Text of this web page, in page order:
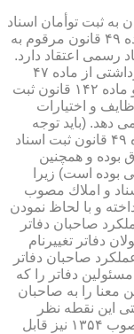
و املاك مصوب ۱۳۱۰، كماكان به ثبت توأمان اسناد
رسمی توسط مباشرین ثبت (كه به موجب ماده ۴۹ قانون مرقوم به
رسمی اعتقاد دارد.
ماده ۴۹ قانون جدیدالتصویب كه در حقیقت برداشتی از ماده ۴۷
قانون ثبت اسناد و املاك مصوب سال ۱۲۹۰ و ماده ۱۴۲ قانون ثبت
بود، همان وظایف و اختیارات
دهد. (باید توجه
نمود كه معنای مسئولین دفاتر، مندرج در ماده ۴۹ قانون ثبت اسناد
صادق بوده و همچنین
بوده است) زیرا
و ۹۱ قانون ثبت اسناد و املاك مصوب
و با لحاظ نمودن
صاحبان دفاتر
دفاتر تغییرنام
صاحبان دفاتر
دفاتر را كه
معنا را به صاحبان
این نقطه نظر
بعدها در ماده ۲۹ قانون دفاتر اسناد رسمی مصوب ۱۳۵۴ نیز قابل